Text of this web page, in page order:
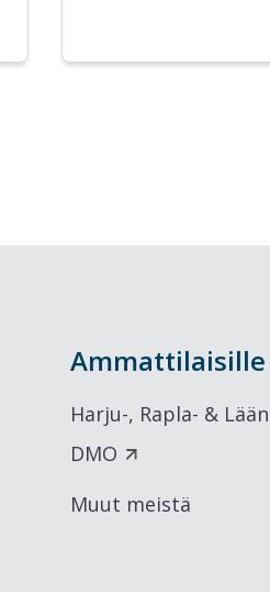
Ammattilaisille
Harju-, Rapla- &
DMO
Muut meistä